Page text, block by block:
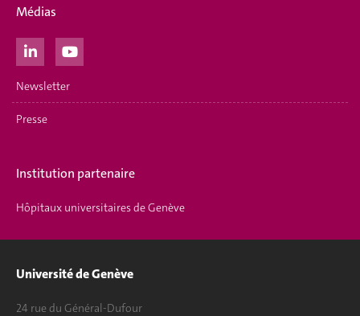
Médias
Newsletter
Presse
Institution partenaire
Hôpitaux universitaires de Genève
Université de Genève
24 rue du Général-Dufour